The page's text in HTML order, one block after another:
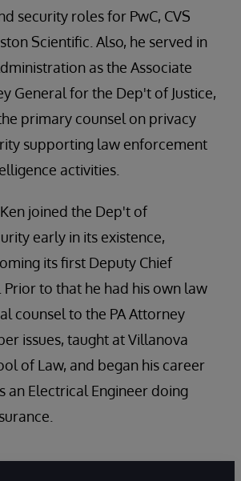
security roles for PwC, CVS
Scientific. Also, he served in
as the Associate
General for the Dep't of Justice,
primary counsel on privacy
supporting law enforcement
activities.
joined the Dep't of
early in its existence,
its first Deputy Chief
Prior to that he had his own law
counsel to the PA Attorney
issues, taught at Villanova
of Law, and began his career
an Electrical Engineer doing